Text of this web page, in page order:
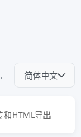
简体中文
HTML导出